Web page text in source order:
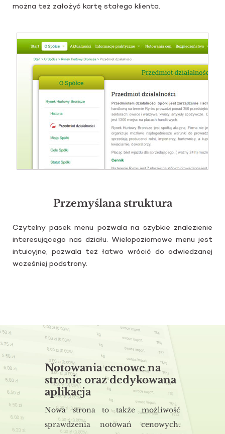
można też za­ło­żyć kartę sta­łe­go klien­ta.
Przemyślana struktura
Czy­tel­ny pasek menu po­zwa­la na szyb­kie zna­le­zie­nie
in­te­re­su­ją­ce­go nas dzia­łu. Wie­lo­po­zio­mo­we menu jest
in­tu­icyj­ne, po­zwa­la też łatwo wró­cić do od­wie­dza­nej
wcze­śniej pod­stro­ny.
Notowania cenowe na
stronie oraz dedykowana
aplikacja
Nowa stro­na to także moż­li­wość
spraw­dze­nia no­to­wań ce­no­wych.